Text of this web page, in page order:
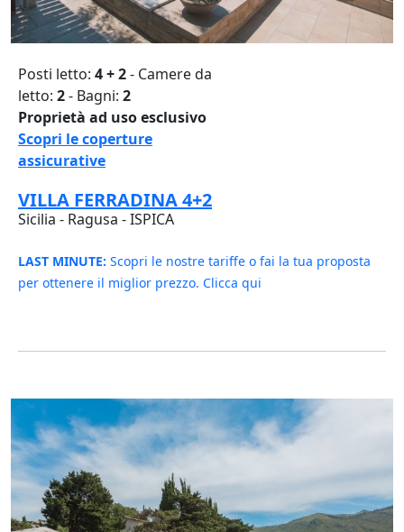
Posti letto: 4 + 2- Camere da
letto: 2- Bagni: 2
Proprietà ad uso esclusivo
Scopri le coperture
assicurative
VILLA FERRADINA 4+2
Sicilia - Ragusa - ISPICA
LAST MINUTE: Scopri le nostre tariffe o fai la tua proposta
per ottenere il miglior prezzo. Clicca qui